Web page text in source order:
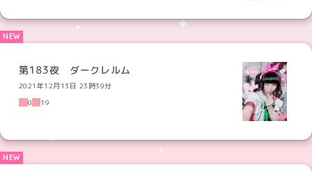
第183夜 ダークレルム
2021年12月13日 23時39分
0
19